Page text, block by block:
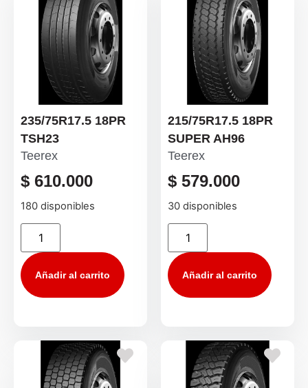
235/75R17.5 18PR
TSH23
Teerex
$ 610.000
180 disponibles
Añadir al carrito
215/75R17.5 18PR
SUPER AH96
Teerex
$ 579.000
30 disponibles
Añadir al carrito